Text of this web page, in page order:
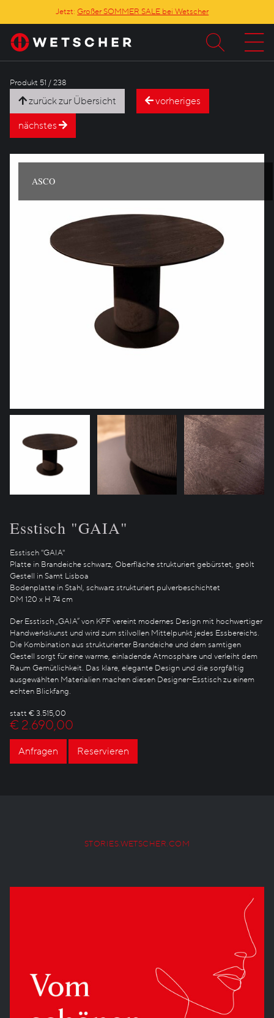
Jetzt:Großer SOMMER SALE bei Wetscher
Produkt 51 / 238
zurück zur Übersicht
vorheriges
nächstes
ASCO
Esstisch "GAIA"
Esstisch "GAIA"
Platte in Brandeiche schwarz, Oberfläche strukturiert gebürstet, geölt
Gestell in Samt Lisboa
Bodenplatte in Stahl, schwarz strukturiert pulverbeschichtet
DM 120 x H 74 cm
Der Esstisch „GAIA“ von KFF vereint modernes Design mit hochwertiger
Handwerkskunst und wird zum stilvollen Mittelpunkt jedes Essbereichs.
Die Kombination aus strukturierter Brandeiche und dem samtigen
Gestell sorgt für eine warme, einladende Atmosphäre und verleiht dem
Raum Gemütlichkeit. Das klare, elegante Design und die sorgfältig
ausgewählten Materialien machen diesen Designer-Esstisch zu einem
echten Blickfang.
statt € 3.515,00
€ 2.690,00
Anfragen Reservieren
STORIES.WETSCHER.COM